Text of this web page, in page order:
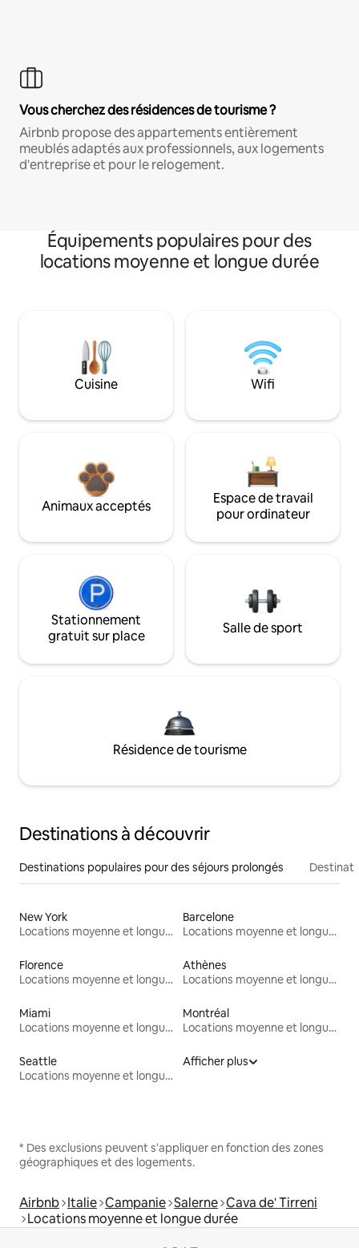
Vous cherchez des résidences de tourisme ?
Airbnb propose des appartements entièrement
meublés adaptés aux professionnels, aux logements
d'entreprise et pour le relogement.
Équipements populaires pour des
locations moyenne et longue durée
Cuisine Wifi
Animaux acceptés
Espace de travail
pour ordinateur
Stationnement
gratuit sur place
Salle de sport
Résidence de tourisme
Destinations à découvrir
Destinations populaires pour des séjours prolongés
New York
Locations moyenne et longue durée
Barcelone
Locations moyenne et longue durée
Florence
Locations moyenne et longue durée
Athènes
Locations moyenne et longue durée
Miami
Locations moyenne et longue durée
Montréal
Locations moyenne et longue durée
Seattle
Locations moyenne et longue durée
Afficher plus
* Des exclusions peuvent s'appliquer en fonction des zones
géographiques et des logements.
Airbnb Italie Campanie Salerne Cava de' Tirreni
Locations moyenne et longue durée